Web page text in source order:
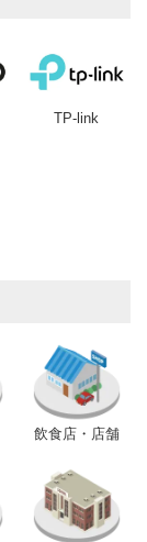
TP-link
飲食店・店舗